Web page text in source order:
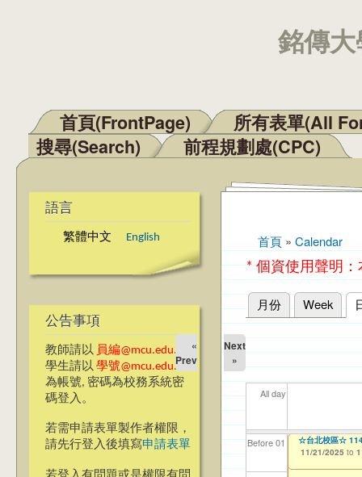
銘傳
主選單
首頁(FrontPage)
所有表單(All
搜尋(Search)
前程規劃處(CPC)
語言
繁體中文 English
公告事項
教師請以 員編@mcu.edu.tw
學生請以 學號@mcu.edu.tw
為帳號, 密碼為校務系統密
碼登入。
若需申請表單製作者權限，
請先行登入後填寫申請表單
您在這裡
首頁 » Calendar
* 個資使用聲明
主要索引標籤
月份 Week
«
Prev
Next
»
All day
Before 01
【資網處】
整合系統～表單
【財務處】工讀
11/12/2021 to
【財務處】漏打
錄
114
04/
114
02/
114
03/
【學
07/
114
09/
【教學暨學習資
會學嗎？」
☆台北校區☆
11/21/2025 to